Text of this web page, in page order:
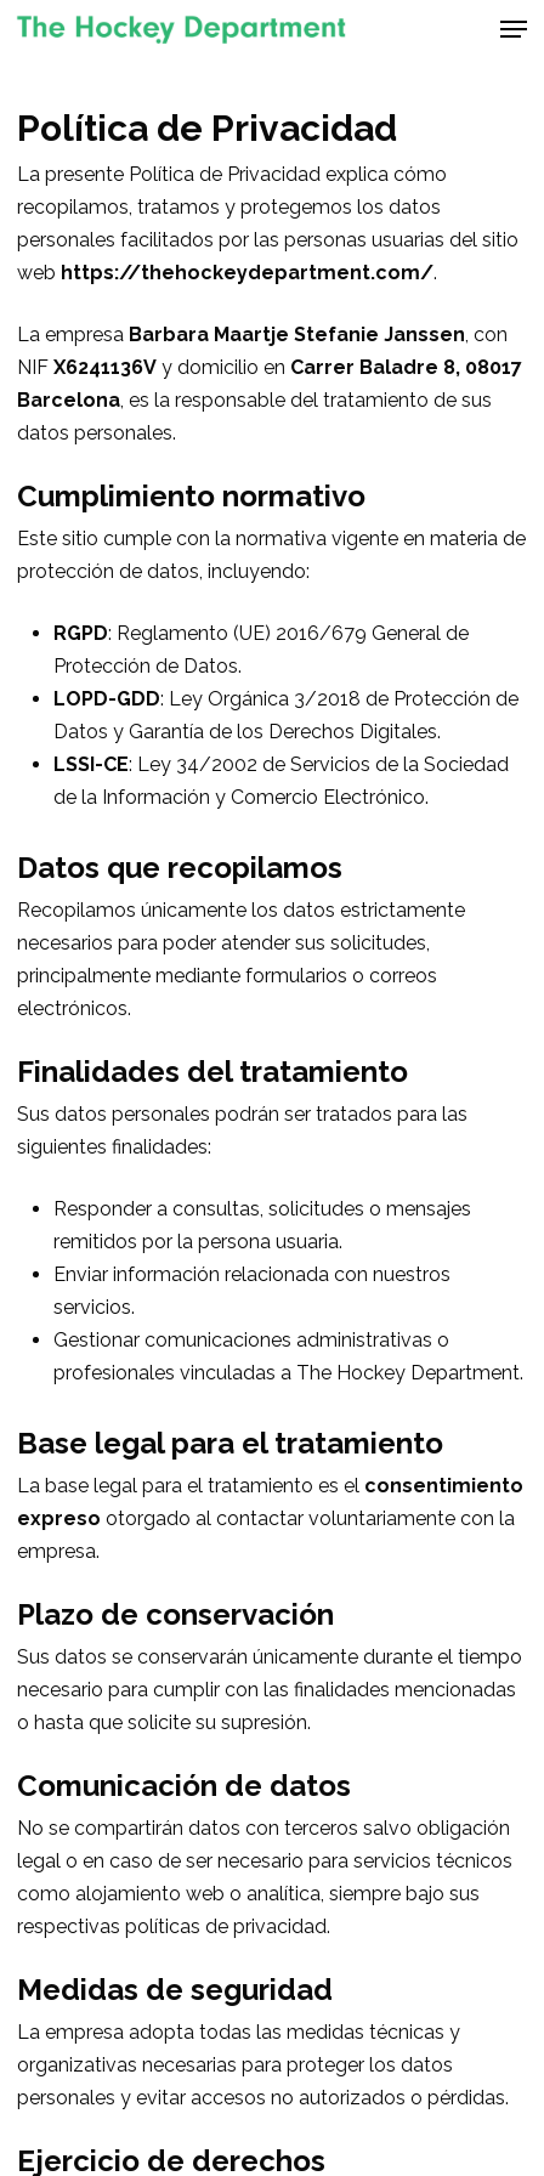
Skip
content
Política de Privacidad
La presente Política de Privacidad explica cómo
recopilamos, tratamos y protegemos los datos
personales facilitados por las personas usuarias del sitio
web https://thehockeydepartment.com/.
La empresa Barbara Maartje Stefanie Janssen, con
NIF X6241136Vy domicilio en Carrer Baladre 8, 08017
Barcelona, es la responsable del tratamiento de sus
datos personales.
Cumplimiento normativo
Este sitio cumple con la normativa vigente en materia de
protección de datos, incluyendo:
RGPD: Reglamento (UE) 2016/679 General de
Protección de Datos.
LOPD-GDD: Ley Orgánica 3/2018 de Protección de
Datos y Garantía de los Derechos Digitales.
LSSI-CE: Ley 34/2002 de Servicios de la Sociedad
de la Información y Comercio Electrónico.
Datos que recopilamos
Recopilamos únicamente los datos estrictamente
necesarios para poder atender sus solicitudes,
principalmente mediante formularios o correos
electrónicos.
Finalidades del tratamiento
Sus datos personales podrán ser tratados para las
siguientes finalidades:
Responder a consultas, solicitudes o mensajes
remitidos por la persona usuaria.
Enviar información relacionada con nuestros
servicios.
Gestionar comunicaciones administrativas o
profesionales vinculadas a The Hockey Department.
Base legal para el tratamiento
La base legal para el tratamiento es el consentimiento
expreso otorgado al contactar voluntariamente con la
empresa.
Plazo de conservación
Sus datos se conservarán únicamente durante el tiempo
necesario para cumplir con las finalidades mencionadas
o hasta que solicite su supresión.
Comunicación de datos
No se compartirán datos con terceros salvo obligación
legal o en caso de ser necesario para servicios técnicos
como alojamiento web o analítica, siempre bajo sus
respectivas políticas de privacidad.
Medidas de seguridad
La empresa adopta todas las medidas técnicas y
organizativas necesarias para proteger los datos
personales y evitar accesos no autorizados o pérdidas.
Ejercicio de derechos